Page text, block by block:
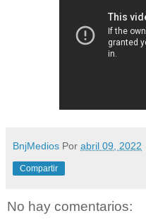
BnjMedios Por abril 09, 2022
Compartir
No hay comentarios: